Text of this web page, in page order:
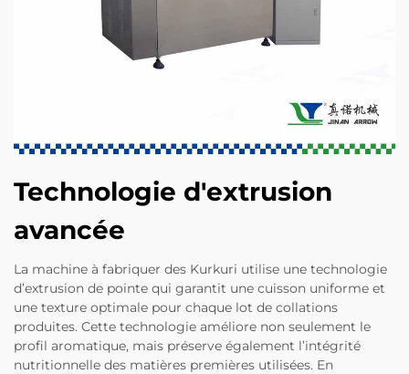
Technologie d'extrusion
avancée
La machine à fabriquer des Kurkuri utilise une technologie
d’extrusion de pointe qui garantit une cuisson uniforme et
une texture optimale pour chaque lot de collations
produites. Cette technologie améliore non seulement le
profil aromatique, mais préserve également l’intégrité
nutritionnelle des matières premières utilisées. En